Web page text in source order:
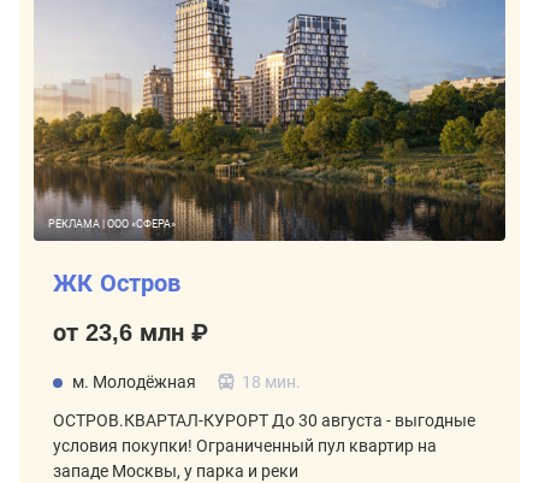
РЕКЛАМА | ООО «СФЕРА»
ЖК Остров
от 23,6 млн ₽
м. Молодёжная 18 мин.
ОСТРОВ.КВАРТАЛ-КУРОРТ До 30 августа - выгодные
условия покупки! Ограниченный пул квартир на
западе Москвы, у парка и реки